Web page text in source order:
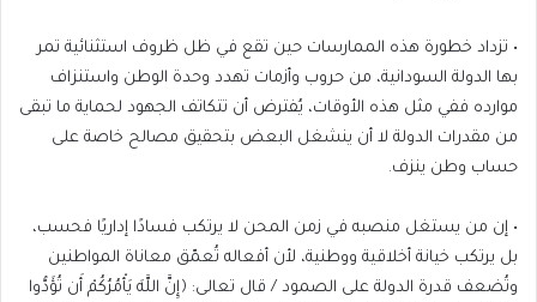
• تزداد خطورة هذه الممارسات حين تقع في ظل ظروف استثنائية تمر
بها الدولة السودانية، من حروب وأزمات تهدد وحدة الوطن واستنزاف
موارده ففي مثل هذه الأوقات، يُفترض أن تتكاتف الجهود لحماية ما تبقى
من مقدرات الدولة لا أن ينشغل البعض بتحقيق مصالح خاصة على
حساب وطن ينزف.
• إن من يستغل منصبه في زمن المحن لا يرتكب فسادًا إداريًا فحسب،
بل يرتكب خيانة أخلاقية ووطنية، لأن أفعاله تُعمّق معاناة المواطنين
وتُضعف قدرة الدولة على الصمود / قال تعالى: ﴿إِنَّ اللَّهَ يَأْمُرُكُمْ أَن تُؤَدُّوا